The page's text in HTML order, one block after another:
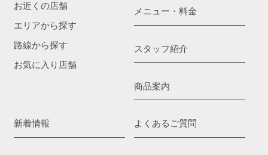
お近くの店舗
エリアから探す
路線から探す
お気に入り店舗
メニュー・料金
スタッフ紹介
商品案内
新着情報 よくあるご質問